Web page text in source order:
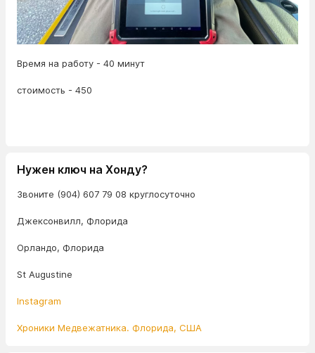
Время на работу - 40 минут
стоимость - 450
Нужен ключ на Хонду?
Звоните (904) 607 79 08 круглосуточно
Джексонвилл, Флорида
Орландо, Флорида
St Augustine
Instagram
Хроники Медвежатника. Флорида, США